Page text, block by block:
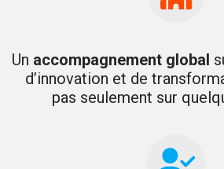
Un accompagnement global
d’innovation et de
pas seulement sur